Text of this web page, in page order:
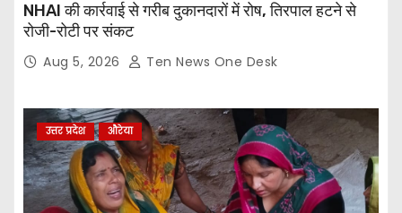
NHAI की कार्रवाई से गरीब दुकानदारों में रोष, तिरपाल हटने से
रोजी-रोटी पर संकट
Aug 5, 2026 Ten News One Desk
उत्तर प्रदेश औरेया